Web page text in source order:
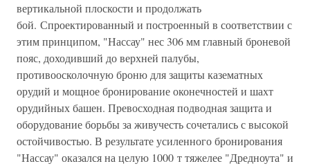
вертикальной плоскости и продолжать
бой. Спроектированный и построенный в соответствии с
этим принципом, "Нассау" нес 306 мм главный броневой
пояс, доходивший до верхней палубы,
противоосколочную броню для защиты казематных
орудий и мощное бронирование оконечностей и шахт
орудийных башен. Превосходная подводная защита и
оборудование борьбы за живучесть сочетались с высокой
остойчивостью. В результате усиленного бронирования
"Нассау" оказался на целую 1000 т тяжелее "Дредноута" и